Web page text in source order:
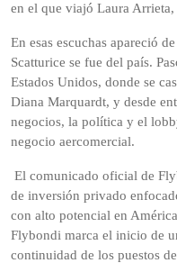
en el que viajó Laura
En esas escuchas apareció
Scatturice se fue del país.
Estados Unidos, donde se
Diana Marquardt, y desde
negocios, la política y el
negocio aercomercial.
El comunicado oficial de
de inversión privado
con alto potencial en
Flybondi marca el inicio de
continuidad de los puestos